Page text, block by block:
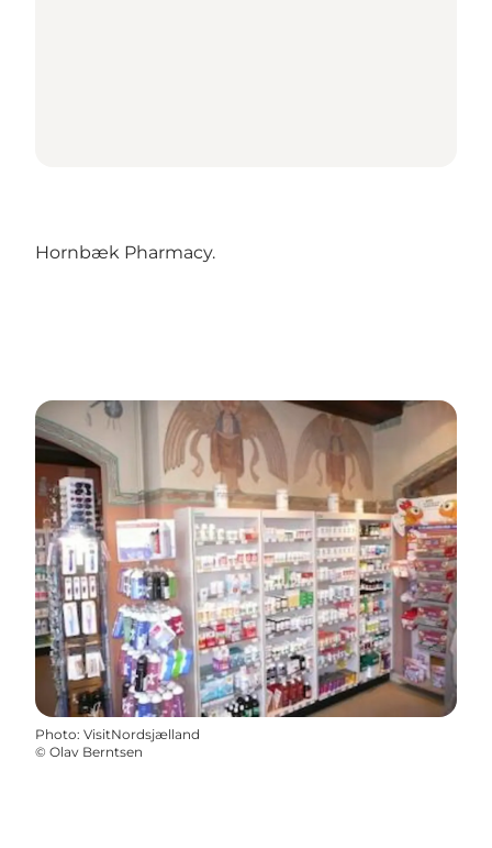
Hornbæk Pharmacy.
Photo: VisitNordsjælland
© Olav Berntsen